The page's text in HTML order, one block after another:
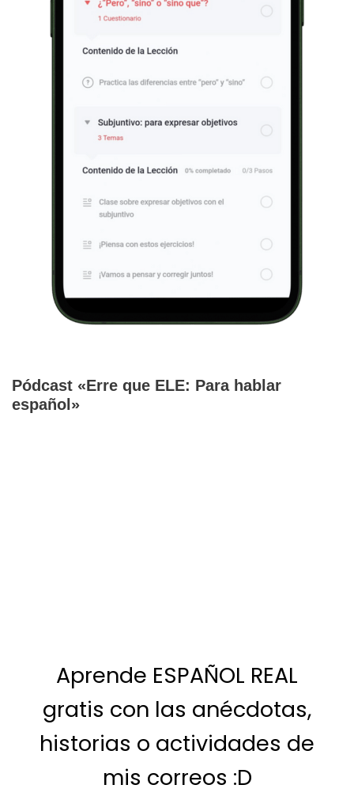
Pódcast «Erre que ELE: Para hablar
español»
Aprende ESPAÑOL REAL
gratis con las anécdotas,
historias o actividades de
mis correos :D